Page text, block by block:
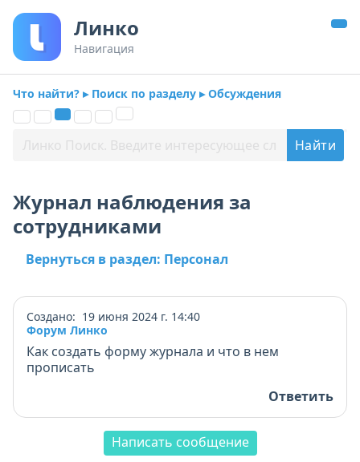
Линко
Навигация
Что найти? ▸ Поиск по разделу ▸ Обсуждения
Журнал наблюдения за
сотрудниками
Вернуться в раздел: Персонал
Создано: 19 июня 2024 г. 14:40
Форум Линко
Как создать форму журнала и что в нем
прописать
Ответить
Написать сообщение